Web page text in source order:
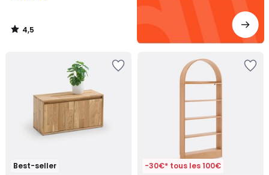
4,5
/
Best-seller -30€* tous les 100€